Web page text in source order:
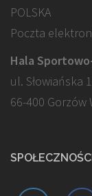
POLSKA
Poczta
Hala
ul. Słowiańska
66-400 Gorzów